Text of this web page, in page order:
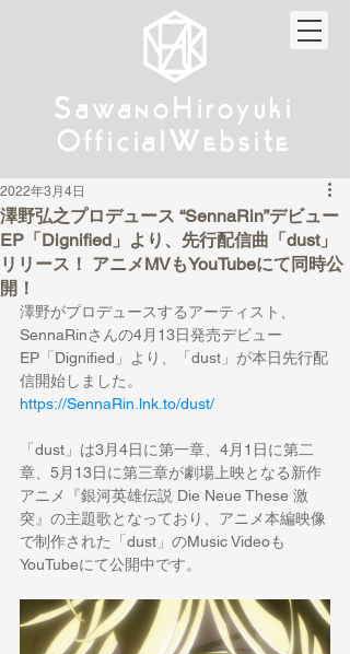
Sa wanoHiroyuki
Official W ebsite
Sa wanoHiroyuki
Official W ebsite
澤野弘之プロデュース “SennaRin”デビュー
EP「Dignified」より、先行配信曲「dust」
リリース！ アニメMVもYouTubeにて同時公
開！
2022年3月4日
澤野がプロデュースするアーティスト、
SennaRinさんの4月13日発売デビュー
EP「Dignified」より、「dust」が本日先行配
信開始しました。
https://SennaRin.lnk.to/dust/
「dust」は3月4日に第一章、4月1日に第二
章、5月13日に第三章が劇場上映となる新作
アニメ『銀河英雄伝説 Die Neue These 激
突』の主題歌となっており、アニメ本編映像
で制作された「dust」のMusic Videoも
YouTubeにて公開中です。